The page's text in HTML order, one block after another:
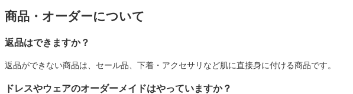
商品・オーダーについて
返品はできますか？
返品ができない商品は、セール品、下着・アクセサリなど肌に直接身に付ける商品です。
ドレスやウェアのオーダーメイドはやっていますか？